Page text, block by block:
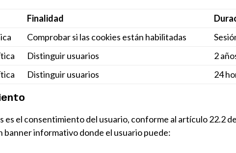
Finalidad
Comprobar si las cookies están habilitadas
Distinguir usuarios 2
Distinguir usuarios 24
es el consentimiento del usuario, conforme al artículo 22.2 de
banner informativo donde el usuario puede: